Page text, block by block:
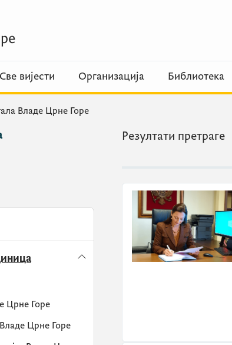
Све вијести Организација Библиотека
Владе Црне Горе
Црне Горе
Црне Горе
Резултати претраге